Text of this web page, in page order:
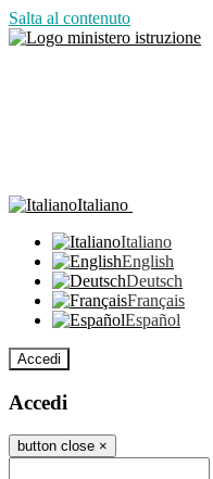
Salta al contenuto
Italiano
Italiano
English
Deutsch
Français
Español
Accedi
Accedi
button close ×